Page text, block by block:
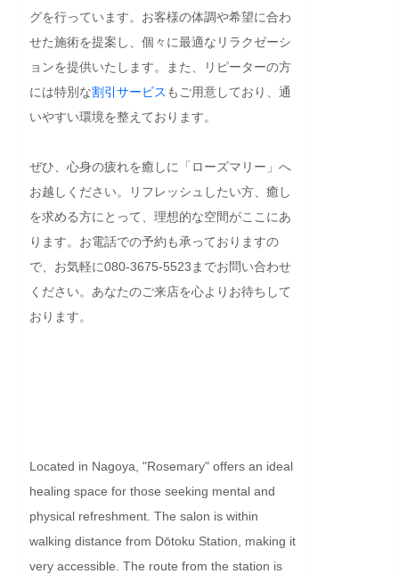
グを行っています。お客様の体調や希望に合わ
せた施術を提案し、個々に最適なリラクゼーシ
ョンを提供いたします。また、リピーターの方
には特別な割引 サービス もご用意しており、通
いやすい環境を整えております。
ぜひ、心身の疲れを癒しに「ローズマリー」へ
お越しください。リフレッシュしたい方、癒し
を求める方にとって、理想的な空間がここにあ
ります。お電話での予約も承っておりますの
で、お気軽に080-3675-5523までお問い合わせ
ください。あなたのご来店を心よりお待ちして
おります。
Located in Nagoya, "Rosemary" offers an ideal
healing space for those seeking mental and
physical refreshment. The salon is within
walking distance from Dōtoku Station, making it
very accessible. The route from the station is